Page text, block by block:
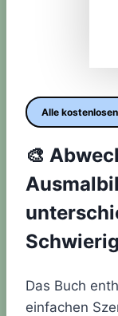
Alle
🎨
Das Buch
einfachen